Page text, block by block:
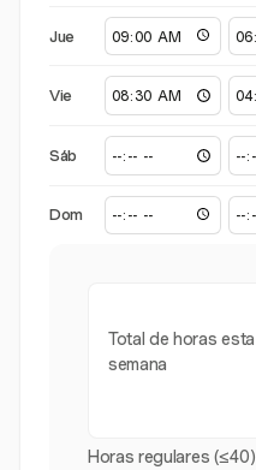
Jue
Vie
Sáb
Dom
Total de horas esta
semana
Horas regulares (≤40)